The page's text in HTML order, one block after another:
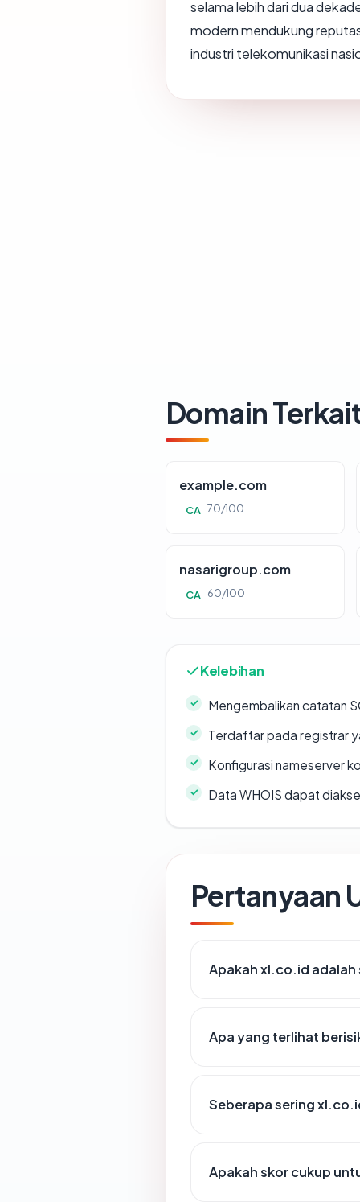
selama lebih dari dua
modern mendukung
industri telekomunikasi
Domain
example.com
CA 70/100
nasarigroup.com
CA 60/100
Kelebihan
Mengembalikan catatan
Terdaftar pada registrar
Konfigurasi nameserver
Data WHOIS dapat
Pertanyaan
Apakah xl.co.id adalah
Apa yang terlihat
Seberapa sering
Apakah skor cukup